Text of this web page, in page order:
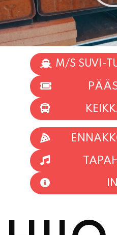
M/S SUVI-
KESÄKAUSI